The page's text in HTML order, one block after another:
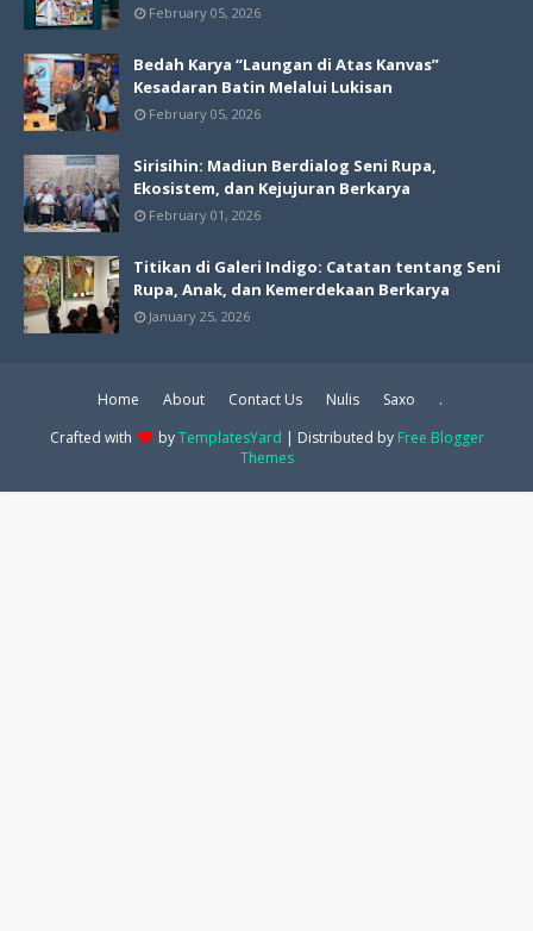
February 05, 2026
Bedah Karya “Laungan di Atas Kanvas”
Kesadaran Batin Melalui Lukisan
February 05, 2026
Sirisihin: Madiun Berdialog Seni Rupa,
Ekosistem, dan Kejujuran Berkarya
February 01, 2026
Titikan di Galeri Indigo: Catatan tentang Seni
Rupa, Anak, dan Kemerdekaan Berkarya
January 25, 2026
Home About Contact Us Nulis Saxo
.
Crafted with
byTemplatesYard | Distributed by Free Blogger
Themes